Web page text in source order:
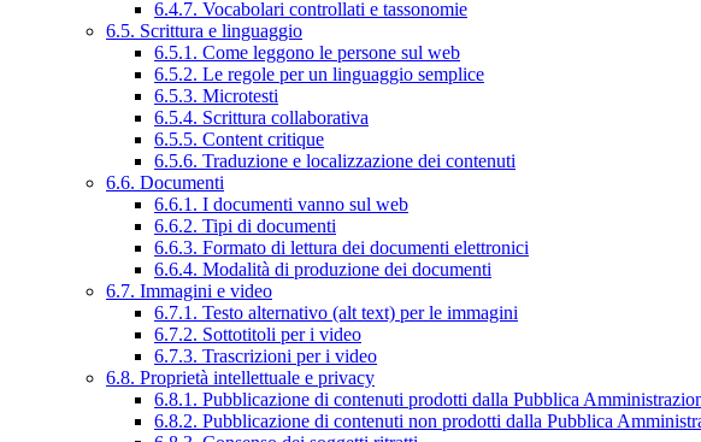
6.4.7. Vocabolari controllati e tassonomie
6.5. Scrittura e linguaggio
6.5.1. Come leggono le persone sul web
6.5.2. Le regole per un linguaggio semplice
6.5.3. Microtesti
6.5.4. Scrittura collaborativa
6.5.5. Content critique
6.5.6. Traduzione e localizzazione dei contenuti
6.6. Documenti
6.6.1. I documenti vanno sul web
6.6.2. Tipi di documenti
6.6.3. Formato di lettura dei documenti elettronici
6.6.4. Modalità di produzione dei documenti
6.7. Immagini e video
6.7.1. Testo alternativo (alt text) per le immagini
6.7.2. Sottotitoli per i video
6.7.3. Trascrizioni per i video
6.8. Proprietà intellettuale e privacy
6.8.1. Pubblicazione di contenuti prodotti dalla Pubblica
6.8.2. Pubblicazione di contenuti non prodotti dalla Pubblica